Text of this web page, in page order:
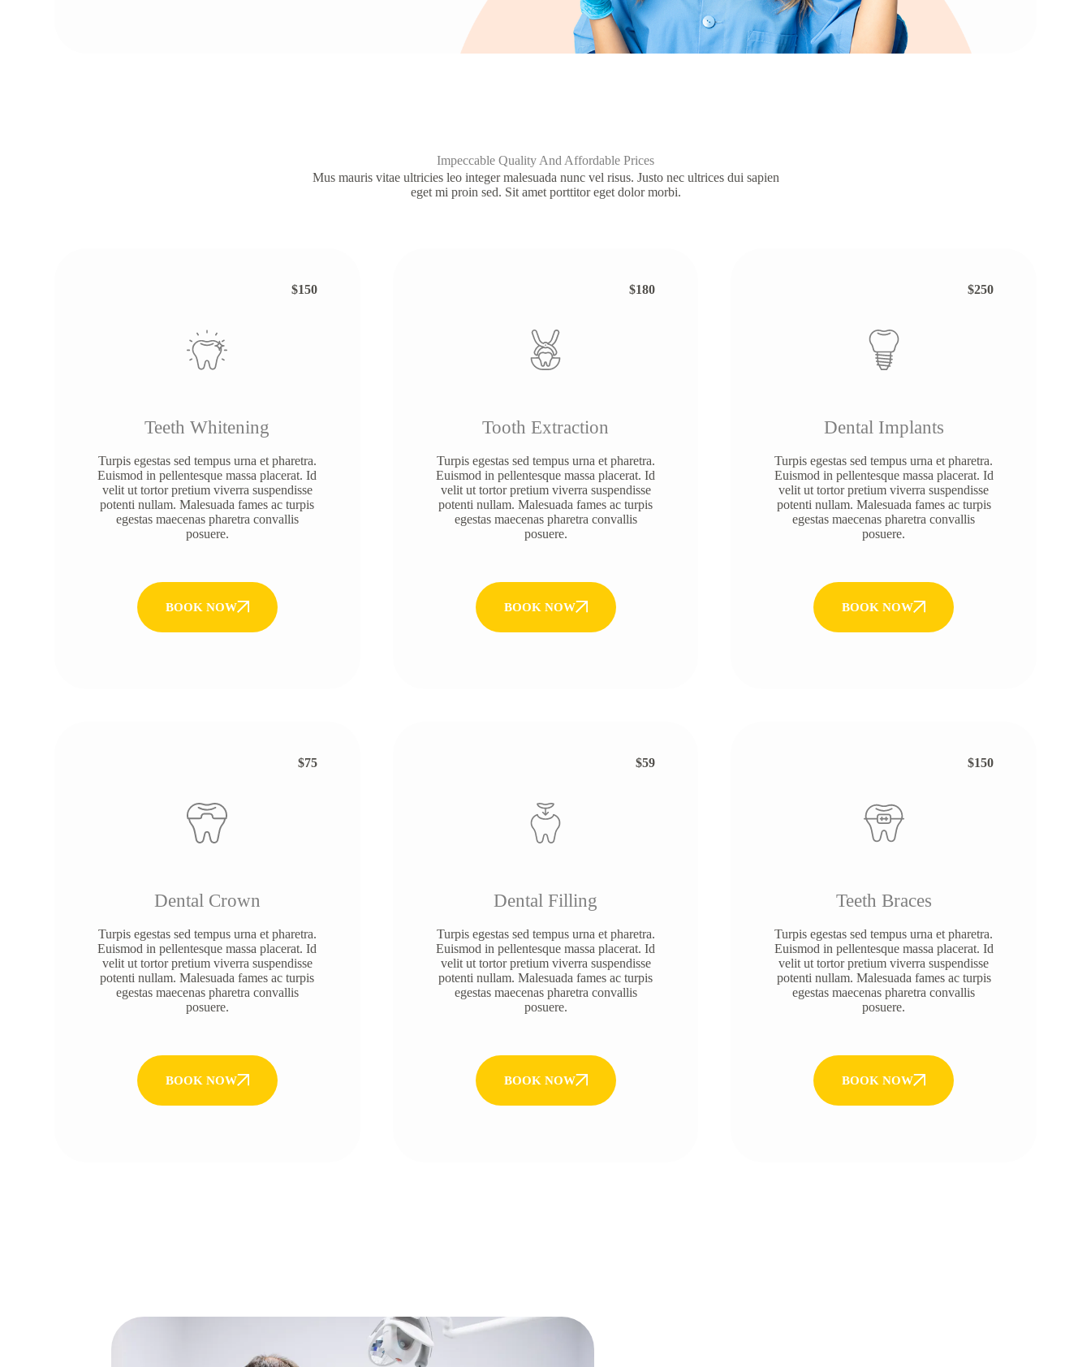
Impeccable Quality And Affordable Prices
Mus mauris vitae ultricies leo integer malesuada nunc vel risus. Justo nec ultrices dui sapien
eget mi proin sed. Sit amet porttitor eget dolor morbi.
$150
Teeth Whitening
Turpis egestas sed tempus urna et pharetra.
Euismod in pellentesque massa placerat. Id
velit ut tortor pretium viverra suspendisse
potenti nullam. Malesuada fames ac turpis
egestas maecenas pharetra convallis
posuere.
BOOK NOW
$180
Tooth Extraction
Turpis egestas sed tempus urna et pharetra.
Euismod in pellentesque massa placerat. Id
velit ut tortor pretium viverra suspendisse
potenti nullam. Malesuada fames ac turpis
egestas maecenas pharetra convallis
posuere.
BOOK NOW
$250
Dental Implants
Turpis egestas sed tempus urna et pharetra.
Euismod in pellentesque massa placerat. Id
velit ut tortor pretium viverra suspendisse
potenti nullam. Malesuada fames ac turpis
egestas maecenas pharetra convallis
posuere.
BOOK NOW
$75
Dental Crown
Turpis egestas sed tempus urna et pharetra.
Euismod in pellentesque massa placerat. Id
velit ut tortor pretium viverra suspendisse
potenti nullam. Malesuada fames ac turpis
egestas maecenas pharetra convallis
posuere.
BOOK NOW
$59
Dental Filling
Turpis egestas sed tempus urna et pharetra.
Euismod in pellentesque massa placerat. Id
velit ut tortor pretium viverra suspendisse
potenti nullam. Malesuada fames ac turpis
egestas maecenas pharetra convallis
posuere.
BOOK NOW
$150
Teeth Braces
Turpis egestas sed tempus urna et pharetra.
Euismod in pellentesque massa placerat. Id
velit ut tortor pretium viverra suspendisse
potenti nullam. Malesuada fames ac turpis
egestas maecenas pharetra convallis
posuere.
BOOK NOW